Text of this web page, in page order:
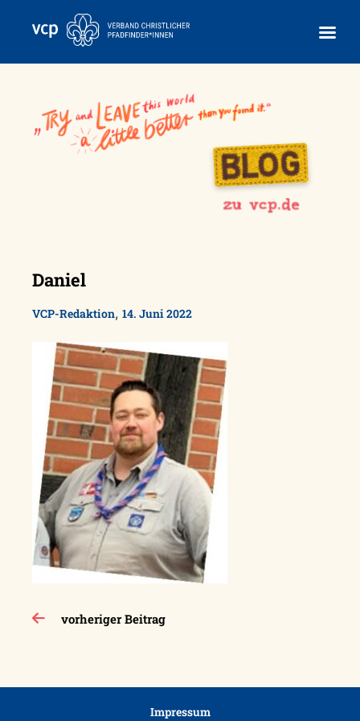
Daniel
VCP-Redaktion, 14. Juni 2022
Beitragsnavigation
vorheriger Beitrag
Impressum